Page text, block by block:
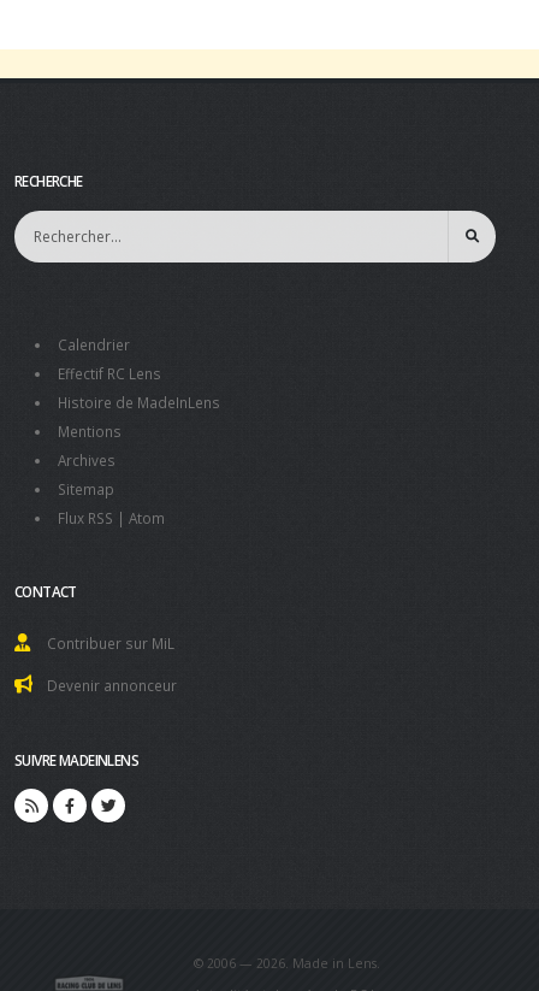
RECHERCHE
Calendrier
Effectif RC Lens
Histoire de MadeInLens
Mentions
Archives
Sitemap
Flux RSS | Atom
CONTACT
Contribuer sur MiL
Devenir annonceur
SUIVRE MADEINLENS
© 2006 — 2026. Made in Lens.